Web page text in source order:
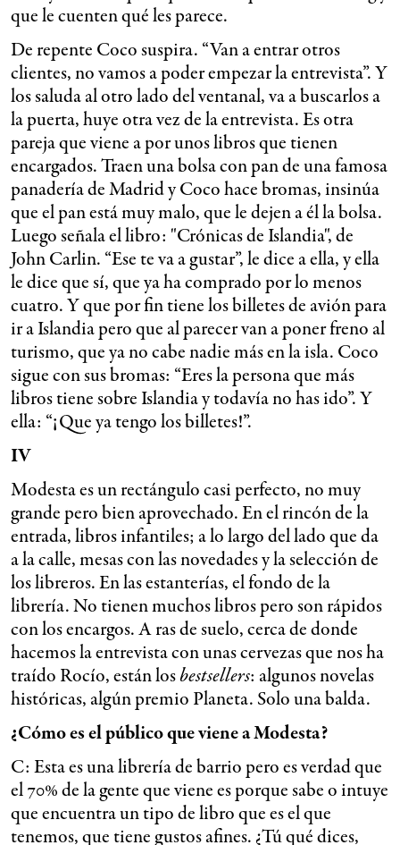
que le cuenten qué les parece.
De repente Coco suspira. “Van a entrar otros
clientes, no vamos a poder empezar la entrevista”. Y
los saluda al otro lado del ventanal, va a buscarlos a
la puerta, huye otra vez de la entrevista. Es otra
pareja que viene a por unos libros que tienen
encargados. Traen una bolsa con pan de una famosa
panadería de Madrid y Coco hace bromas, insinúa
que el pan está muy malo, que le dejen a él la bolsa.
Luego señala el libro: "Crónicas de Islandia", de
John Carlin. “Ese te va a gustar”, le dice a ella, y ella
le dice que sí, que ya ha comprado por lo menos
cuatro. Y que por fin tiene los billetes de avión para
ir a Islandia pero que al parecer van a poner freno al
turismo, que ya no cabe nadie más en la isla. Coco
sigue con sus bromas: “Eres la persona que más
libros tiene sobre Islandia y todavía no has ido”. Y
ella: “¡Que ya tengo los billetes!”.
IV
Modesta es un rectángulo casi perfecto, no muy
grande pero bien aprovechado. En el rincón de la
entrada, libros infantiles; a lo largo del lado que da
a la calle, mesas con las novedades y la selección de
los libreros. En las estanterías, el fondo de la
librería. No tienen muchos libros pero son rápidos
con los encargos. A ras de suelo, cerca de donde
hacemos la entrevista con unas cervezas que nos ha
traído Rocío, están losbestsellers: algunos novelas
históricas, algún premio Planeta. Solo una balda.
¿Cómo es el público que viene a Modesta?
C: Esta es una librería de barrio pero es verdad que
el 70% de la gente que viene es porque sabe o intuye
que encuentra un tipo de libro que es el que
tenemos, que tiene gustos afines. ¿Tú qué dices,